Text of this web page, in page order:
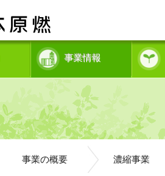
事業情報
事業の概要 濃縮事業